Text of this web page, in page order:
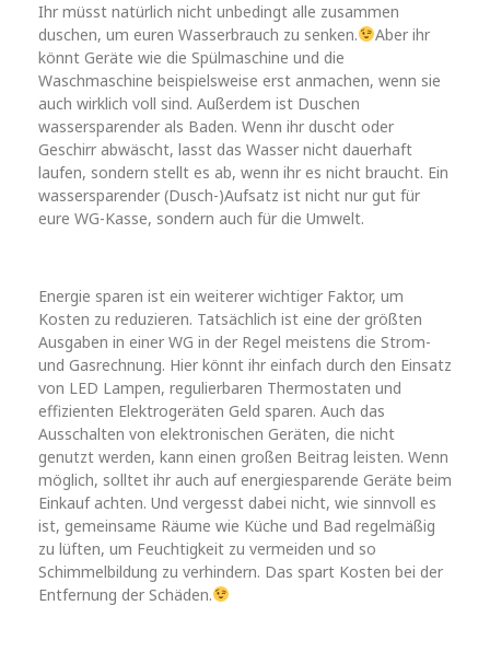
Ihr müsst natürlich nicht unbedingt alle zusammen
duschen, um euren Wasserbrauch zu senken.
Aber ihr
könnt Geräte wie die Spülmaschine und die
Waschmaschine beispielsweise erst anmachen, wenn sie
auch wirklich voll sind. Außerdem ist Duschen
wassersparender als Baden. Wenn ihr duscht oder
Geschirr abwäscht, lasst das Wasser nicht dauerhaft
laufen, sondern stellt es ab, wenn ihr es nicht braucht. Ein
wassersparender (Dusch-)Aufsatz ist nicht nur gut für
eure WG-Kasse, sondern auch für die Umwelt.
Energie sparen ist ein weiterer wichtiger Faktor, um
Kosten zu reduzieren. Tatsächlich ist eine der größten
Ausgaben in einer WG in der Regel meistens die Strom-
und Gasrechnung. Hier könnt ihr einfach durch den Einsatz
von LED Lampen, regulierbaren Thermostaten und
effizienten Elektrogeräten Geld sparen. Auch das
Ausschalten von elektronischen Geräten, die nicht
genutzt werden, kann einen großen Beitrag leisten. Wenn
möglich, solltet ihr auch auf energiesparende Geräte beim
Einkauf achten. Und vergesst dabei nicht, wie sinnvoll es
ist, gemeinsame Räume wie Küche und Bad regelmäßig
zu lüften, um Feuchtigkeit zu vermeiden und so
Schimmelbildung zu verhindern. Das spart Kosten bei der
Entfernung der Schäden.